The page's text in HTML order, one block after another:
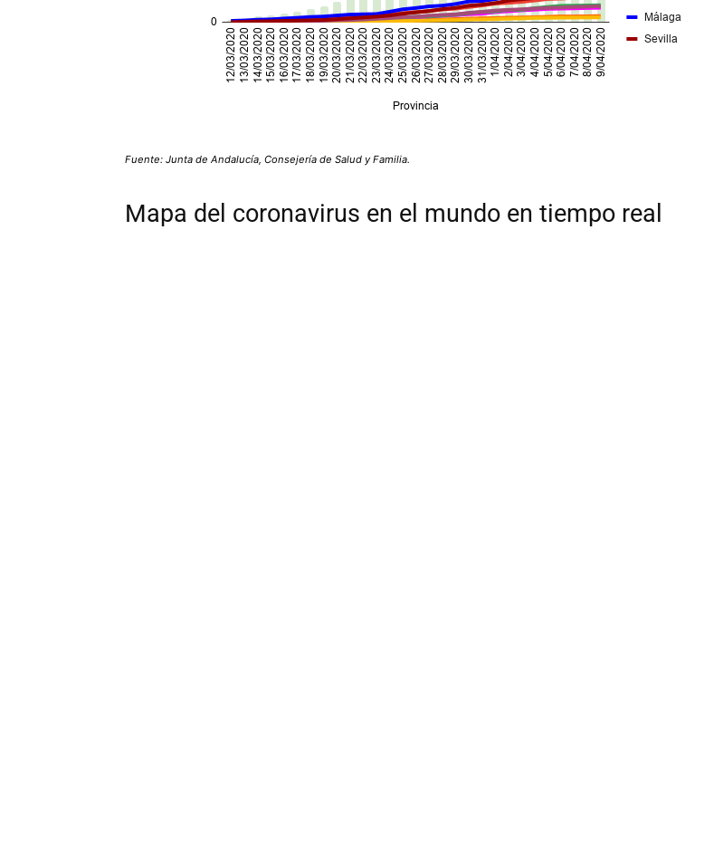
Fuente: Junta de Andalucía, Consejería de Salud y Familia.
Mapa del coronavirus en el mundo en tiempo real